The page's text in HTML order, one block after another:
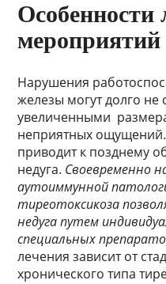
Особенности
мероприятий
Нарушения
железы могут долго не
увеличенными
неприятных
приводит к позднему
недуга. Своевременно
аутоиммунной
тиреотоксикоза
недуга путем
специальных
лечения зависит от
хронического типа